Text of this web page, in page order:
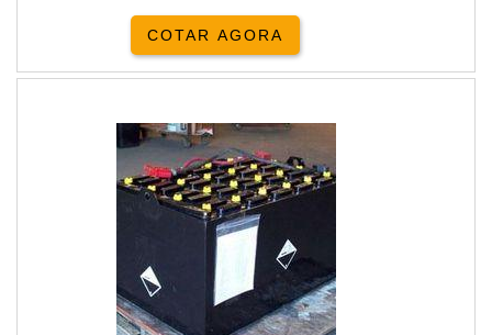
sempre com intuito de proporcionar o
melhor para os clientes.Locação e venda
Yale Empilhadeira:Além da locação de
venda de empilhadeira...
COTAR AGORA